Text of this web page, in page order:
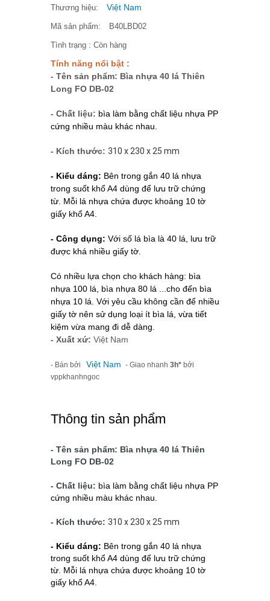
Thương hiệu: Việt Nam
Mã sản phẩm: B40LBD02
Tình trạng : Còn hàng
Tính năng nổi bật :
- Tên sản phẩm: Bìa nhựa 40 lá Thiên
Long FO DB-02
- Chất liệu: bìa làm bằng chất liệu nhựa PP
cứng nhiều màu khác nhau.
- Kích thước: 310 x 230 x 25 mm
- Kiểu dáng: Bên trong gắn 40 lá nhựa
trong suốt khổ A4 dùng để lưu trữ chứng
từ. Mỗi lá nhựa chứa được khoảng 10 tờ
giấy khổ A4.
- Công dụng: Với số lá bìa là 40 lá, lưu trữ
được khá nhiều giấy tờ.
Có nhiều lựa chọn cho khách hàng: bìa
nhựa 100 lá, bìa nhựa 80 lá ...cho đến bìa
nhựa 10 lá. Với yêu cầu không cần để nhiều
giấy tờ nên sử dụng loại ít bìa lá, vừa tiết
kiệm vừa mang đi dễ dàng.
- Xuất xứ: Việt Nam
- Bán bởi Việt Nam - Giao nhanh 3h* bởi
vppkhanhngoc
Thông tin sản phẩm
- Tên sản phẩm: Bìa nhựa 40 lá Thiên
Long FO DB-02
- Chất liệu: bìa làm bằng chất liệu nhựa PP
cứng nhiều màu khác nhau.
- Kích thước: 310 x 230 x 25 mm
- Kiểu dáng: Bên trong gắn 40 lá nhựa
trong suốt khổ A4 dùng để lưu trữ chứng
từ. Mỗi lá nhựa chứa được khoảng 10 tờ
giấy khổ A4.